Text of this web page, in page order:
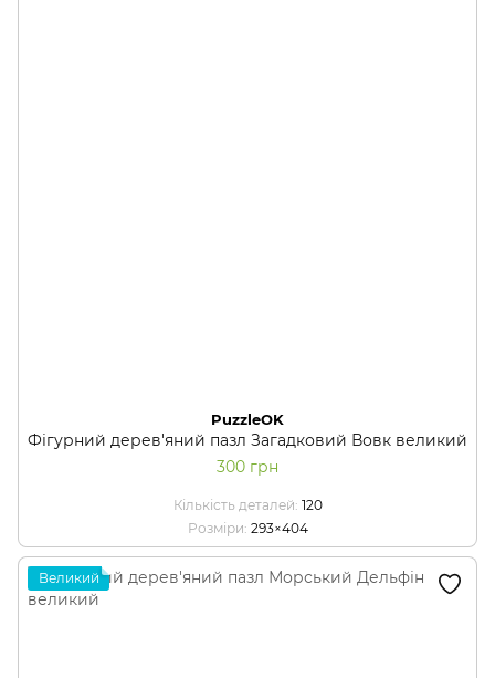
PuzzleOK
Фігурний дерев'яний пазл Загадковий Вовк великий
300 грн
Кількість деталей 120
Розміри 293×404
Великий